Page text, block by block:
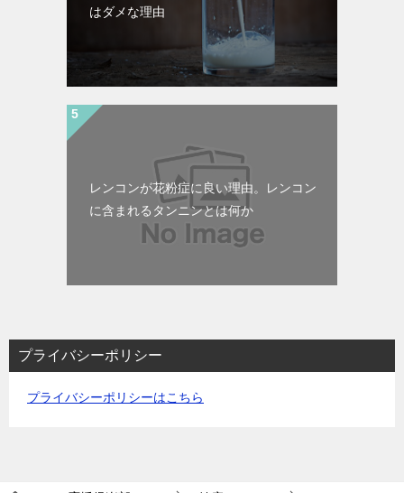
はダメな理由
レンコンが花粉症に良い理由。レンコン
に含まれるタンニンとは何か
プライバシーポリシー
プライバシーポリシーはこちら